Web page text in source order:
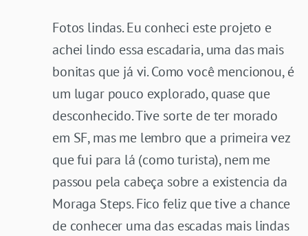
Fotos lindas. Eu conheci este projeto e
achei lindo essa escadaria, uma das mais
bonitas que já vi. Como você mencionou, é
um lugar pouco explorado, quase que
desconhecido. Tive sorte de ter morado
em SF, mas me lembro que a primeira vez
que fui para lá (como turista), nem me
passou pela cabeça sobre a existencia da
Moraga Steps. Fico feliz que tive a chance
de conhecer uma das escadas mais lindas